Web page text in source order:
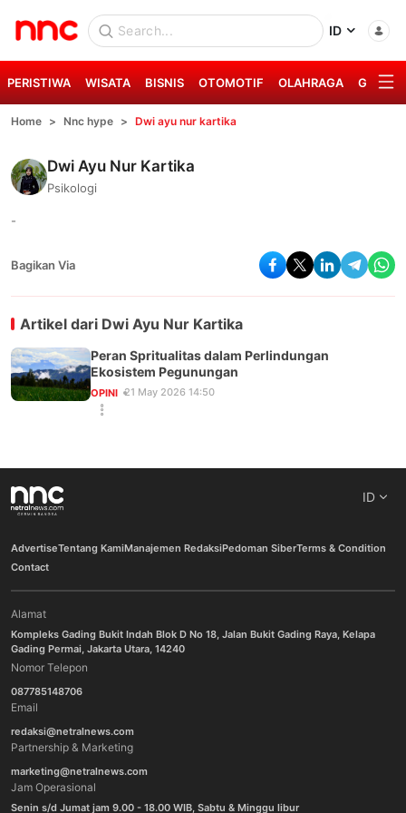
ID
PERISTIWA WISATA BISNIS OTOMOTIF OLAHRAGA GAYA
Home Nnc hype Dwi ayu nur kartika
Dwi Ayu Nur Kartika
Psikologi
-
Bagikan Via
Artikel dari Dwi Ayu Nur Kartika
Peran Spritualitas dalam Perlindungan
Ekosistem Pegunungan
OPINI 21 May 2026 14:50
ID
AdvertiseTentang KamiManajemen RedaksiPedoman SiberTerms & Condition
Contact
Alamat
Kompleks Gading Bukit Indah Blok D No 18, Jalan Bukit Gading Raya, Kelapa
Gading Permai, Jakarta Utara, 14240
Nomor Telepon
087785148706
Email
redaksi@netralnews.com
Partnership & Marketing
marketing@netralnews.com
Jam Operasional
Senin s/d Jumat jam 9.00 - 18.00 WIB, Sabtu & Minggu libur